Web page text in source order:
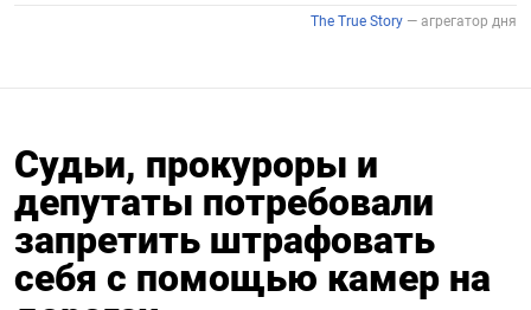
Судьи, прокуроры и
депутаты потребовали
запретить штрафовать
себя с помощью камер на